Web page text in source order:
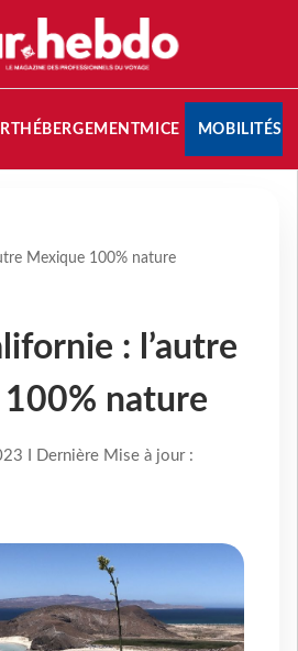
HÉBERGEMENTMICE MOBILITÉS
Mexique 100% nature
: l’autre
nature
I Dernière Mise à jour :